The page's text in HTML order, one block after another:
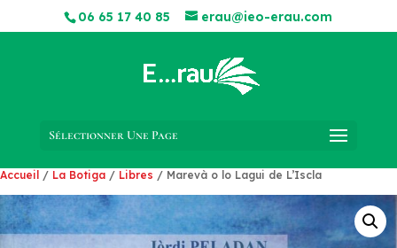
06 65 17 40 85 erau@ieo-erau.com
Sélectionner Une Page
Accueil / La Botiga / Libres / Marevà o lo Lagui de L’Iscla